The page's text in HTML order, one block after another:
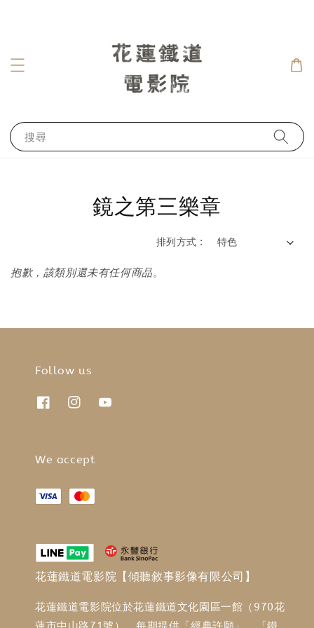
搜尋
鏡之第三樂章
排列方式 :
抱歉，該類別還未有任何商品。
Follow us
We accept
花蓮鐵道電影院【傾聽敘事影像有限公司】
花蓮鐵道電影院位於花蓮鐵道文化園區一館（970花